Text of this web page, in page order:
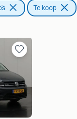
Te koop
Bewaren
Mijn
Favorieten